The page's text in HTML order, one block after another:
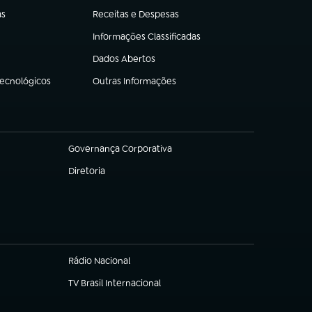
Receitas e Despesas
(abre em nova aba)
Informações Classificadas
(abre em nova aba)
Dados Abertos
(abre em nova aba)
Outras Informações
(abre em nova aba)
Governança Corporativa
(abre em nova aba)
Diretoria
(abre em nova aba)
Rádio Nacional
TV Brasil Internacional
(abre em nova aba)